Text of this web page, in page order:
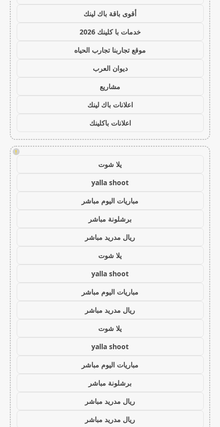
أقوى باقة باك لينك
خدمات با كلينك 2026
موقع تجاربنا تجارب الحياه
ديوان العرب
مشاريع
اعلانات باك لينك
اعلانات باكلينك
!
يلا شوت
yalla shoot
مباريات اليوم مباشر
برشلونة مباشر
ريال مدريد مباشر
يلا شوت
yalla shoot
مباريات اليوم مباشر
ريال مدريد مباشر
يلا شوت
yalla shoot
مباريات اليوم مباشر
برشلونة مباشر
ريال مدريد مباشر
ريال مدريد مباشر